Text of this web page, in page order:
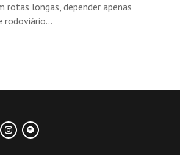
rotas longas, depender apenas
rodoviário...